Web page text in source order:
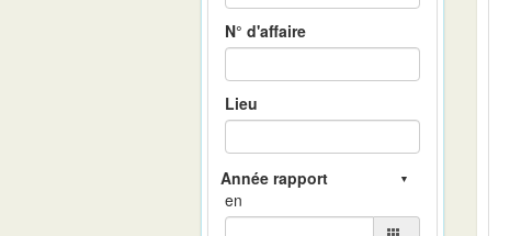
N° d'affaire
Lieu
en